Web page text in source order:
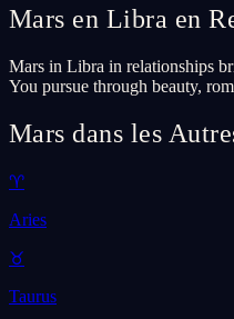
Mars en Libra en
Mars in Libra in relationships
You pursue through beauty,
Mars dans les
♈
Aries
♉
Taurus